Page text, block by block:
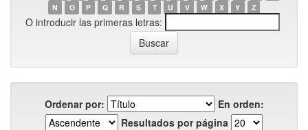
N
O P Q R S T U V W X Y Z
O introducir las primeras letras:
Ordenar por:
En orden:
Resultados por página